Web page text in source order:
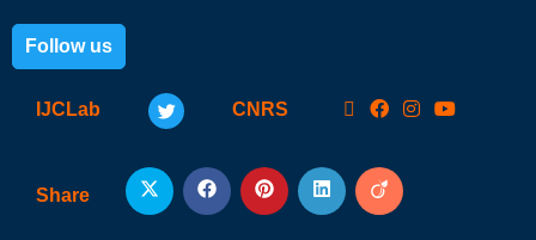
Follow us
IJCLab CNRS
Share